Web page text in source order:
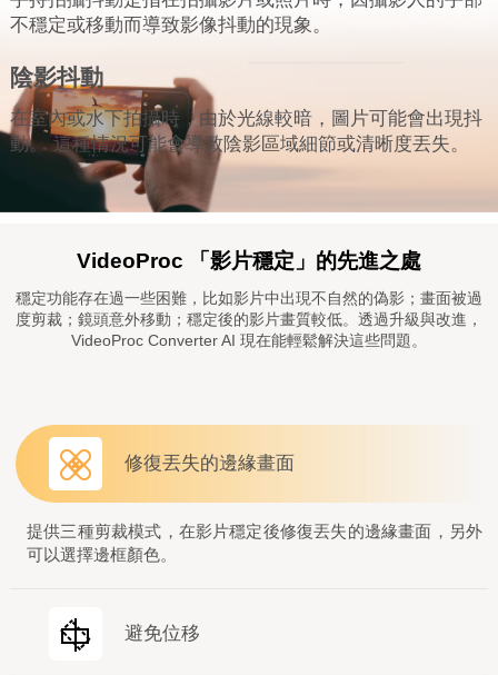
不穩定或移動而導致影像抖動的現象。
陰影抖動
在室內或水下拍攝時，由於光線較暗，圖片可能會出現抖
動。 這種情況可能會導致陰影區域細節或清晰度丟失。
VideoProc 「影片穩定」的先進之處
穩定功能存在過一些困難，比如影片中出現不自然的偽影；畫面被過
度剪裁；鏡頭意外移動；穩定後的影片畫質較低。透過升級與改進，
VideoProc Converter AI 現在能輕鬆解決這些問題。
修復丟失的邊緣畫面
提供三種剪裁模式，在影片穩定後修復丟失的邊緣畫面，另外
可以選擇邊框顏色。
避免位移